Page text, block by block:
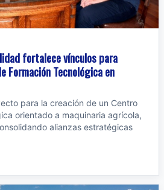
fortalece vínculos para
Formación Tecnológica en
para la creación de un Centro
orientado a maquinaria agrícola,
alianzas estratégicas